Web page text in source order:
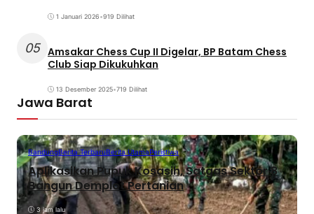
1 Januari 2026•919 Dilihat
05 Amsakar Chess Cup II Digelar, BP Batam Chess
Club Siap Dikukuhkan
13 Desember 2025•719 Dilihat
Jawa Barat
BandungBerita TerbaruBerita UtamaPeristiwa
Aplikasikan Pupuk Kosasih, Satgas Sektor 8
Bangun Demplot Pertanian
3 jam lalu